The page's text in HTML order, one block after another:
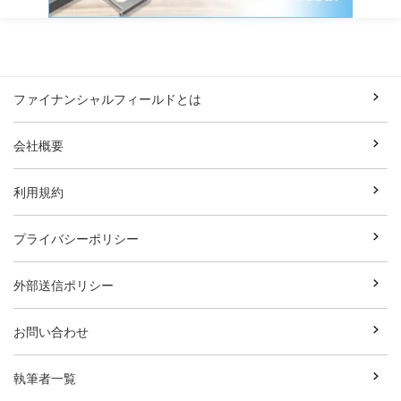
ファイナンシャルフィールドとは
会社概要
利用規約
プライバシーポリシー
外部送信ポリシー
お問い合わせ
執筆者一覧